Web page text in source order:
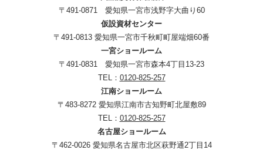
〒491-0871 愛知県一宮市浅野字大曲り60
仮設資材センター
〒491-0813 愛知県一宮市千秋町町屋端畑60番
一宮ショールーム
〒491-0831 愛知県一宮市森本4丁目13-23
TEL： 0120-825-257
江南ショールーム
〒483-8272 愛知県江南市古知野町北屋敷89
TEL： 0120-825-257
名古屋ショールーム
〒462-0026 愛知県名古屋市北区萩野通2丁目14